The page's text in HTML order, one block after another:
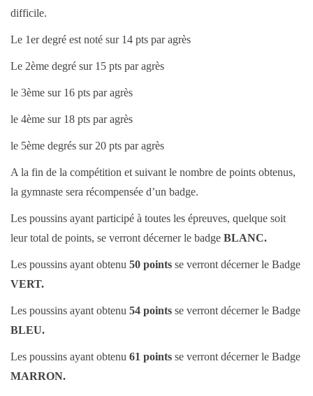
difficile.
Le 1er degré est noté sur 14 pts par agrès
Le 2ème degré sur 15 pts par agrès
le 3ème sur 16 pts par agrès
le 4ème sur 18 pts par agrès
le 5ème degrés sur 20 pts par agrès
A la fin de la compétition et suivant le nombre de points obtenus,
la gymnaste sera récompensée d’un badge.
Les poussins ayant participé à toutes les épreuves, quelque soit
leur total de points, se verront décerner le badge BLANC.
Les poussins ayant obtenu 50 points se verront décerner le Badge
VERT.
Les poussins ayant obtenu 54 points se verront décerner le Badge
BLEU.
Les poussins ayant obtenu 61 points se verront décerner le Badge
MARRON.